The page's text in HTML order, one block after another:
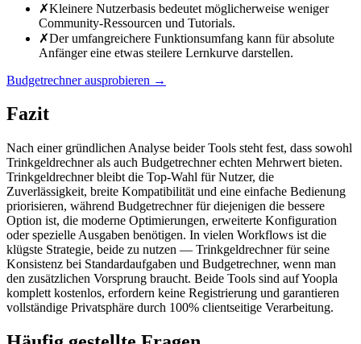
✗Kleinere Nutzerbasis bedeutet möglicherweise weniger
Community-Ressourcen und Tutorials.
✗Der umfangreichere Funktionsumfang kann für absolute
Anfänger eine etwas steilere Lernkurve darstellen.
Budgetrechner ausprobieren →
Fazit
Nach einer gründlichen Analyse beider Tools steht fest, dass sowohl
Trinkgeldrechner als auch Budgetrechner echten Mehrwert bieten.
Trinkgeldrechner bleibt die Top-Wahl für Nutzer, die
Zuverlässigkeit, breite Kompatibilität und eine einfache Bedienung
priorisieren, während Budgetrechner für diejenigen die bessere
Option ist, die moderne Optimierungen, erweiterte Konfiguration
oder spezielle Ausgaben benötigen. In vielen Workflows ist die
klügste Strategie, beide zu nutzen — Trinkgeldrechner für seine
Konsistenz bei Standardaufgaben und Budgetrechner, wenn man
den zusätzlichen Vorsprung braucht. Beide Tools sind auf Yoopla
komplett kostenlos, erfordern keine Registrierung und garantieren
vollständige Privatsphäre durch 100% clientseitige Verarbeitung.